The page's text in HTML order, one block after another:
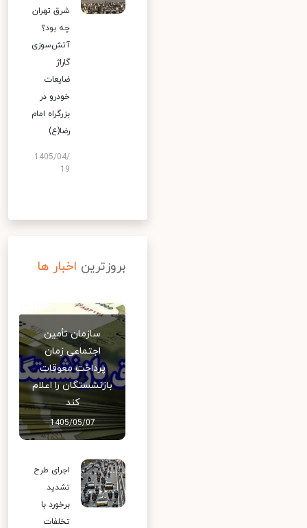
شرق تهران
چه بود؟
آتش‌سوزی
گاراژ
ضایعات
خودرو در
بزرگراه امام
رضا(ع)
1405/04/
19
بروزترین اخبار ها
سازمان تأمین
اجتماعی زمان
پرداخت معوقات
بازنشستگان را اعلام
کند
1405/05/07
اجرای طرح
تشدید
برخورد با
تخلفات